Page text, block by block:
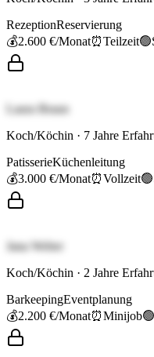
RezeptionReservierung
💰2.600 €/Monat⏰Teilzeit🟢
Laura Braun
Koch/Köchin · 7 Jahre
PatisserieKüchenleitung
💰3.000 €/Monat⏰Vollzeit🟢
Jana Weber
Koch/Köchin · 2 Jahre
BarkeepingEventplanung
💰2.200 €/Monat⏰Minijob🟢